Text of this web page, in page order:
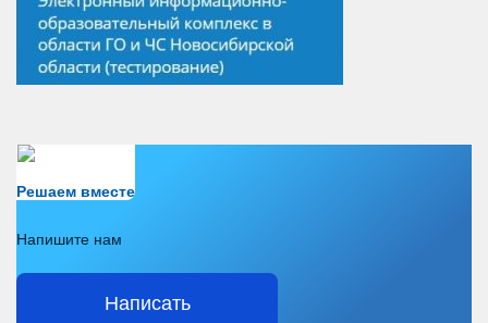
Решаем вместе
Напишите нам
Написать